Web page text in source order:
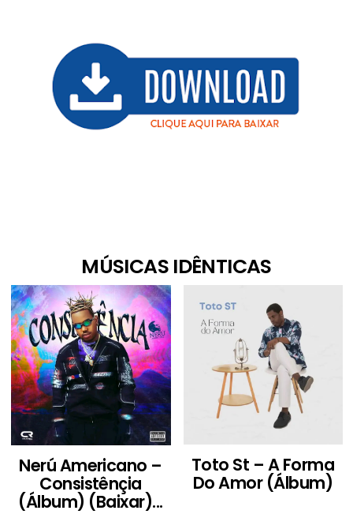
MÚSICAS IDÊNTICAS
Nerú Americano –
Consistênçia
(Álbum) (Baixar)...
Toto St – A Forma
Do Amor (Álbum)